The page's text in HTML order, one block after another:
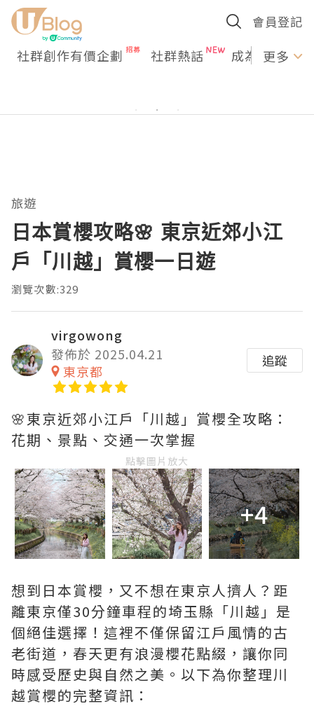
會員登記
社群創作有價企劃 社群熱話 成為U更多
旅遊
日本賞櫻攻略🌸 東京近郊小江
戶「川越」賞櫻一日遊
瀏覽次數:329
virgowong
發佈於 2025.04.21
東京都
追蹤
🌸東京近郊小江戶「川越」賞櫻全攻略：
花期、景點、交通一次掌握
點擊圖片放大
+4
想到日本賞櫻，又不想在東京人擠人？距
離東京僅30分鐘車程的埼玉縣「川越」是
個絕佳選擇！這裡不僅保留江戶風情的古
老街道，春天更有浪漫櫻花點綴，讓你同
時感受歷史與自然之美。以下為你整理川
越賞櫻的完整資訊：